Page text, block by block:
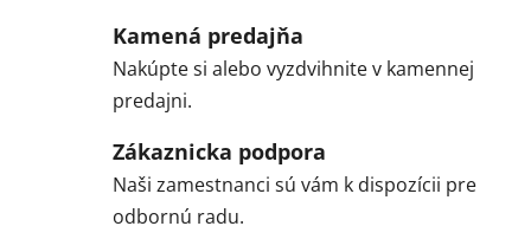
Kamená predajňa
Nakúpte si alebo vyzdvihnite v kamennej
predajni.
Zákaznicka podpora
Naši zamestnanci sú vám k dispozícii pre
odbornú radu.